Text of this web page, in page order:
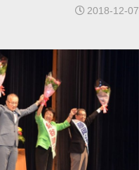
2018-12-07